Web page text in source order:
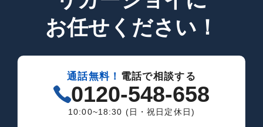
お任せください！
通話無料！ 電話で相談する
0120-548-658
10:00~18:30 (日・祝日定休日)